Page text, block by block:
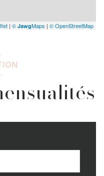
| © JawgMaps | © OpenStreetMap